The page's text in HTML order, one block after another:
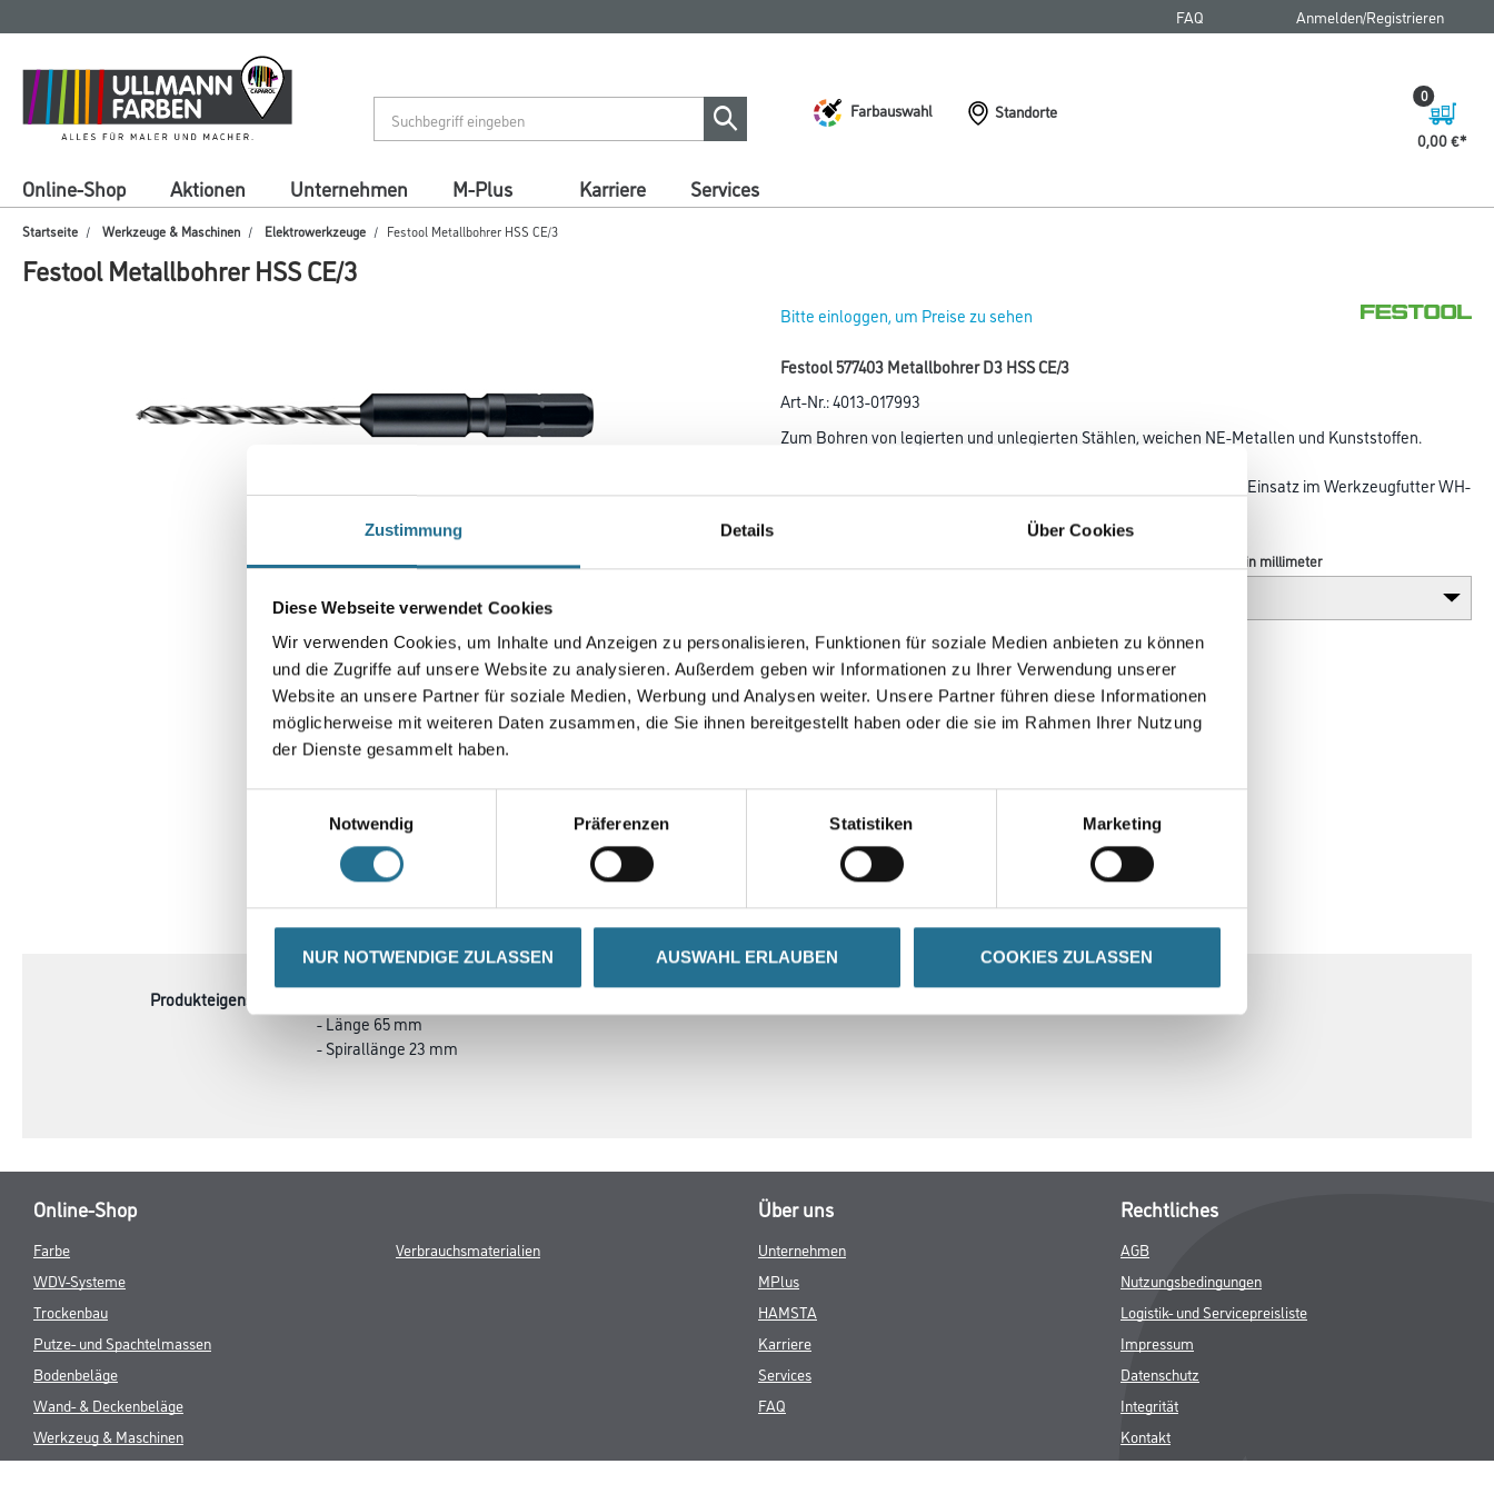
Zustimmung Details Über Cookies
Diese Webseite verwendet Cookies
Wir verwenden Cookies, um Inhalte und Anzeigen zu personalisieren, Funktionen für soziale Medien anbieten zu können
und die Zugriffe auf unsere Website zu analysieren. Außerdem geben wir Informationen zu Ihrer Verwendung unserer
Website an unsere Partner für soziale Medien, Werbung und Analysen weiter. Unsere Partner führen diese Informationen
möglicherweise mit weiteren Daten zusammen, die Sie ihnen bereitgestellt haben oder die sie im Rahmen Ihrer Nutzung
der Dienste gesammelt haben.
Notwendig
Präferenzen Statistiken Marketing
NUR NOTWENDIGE ZULASSEN AUSWAHL ERLAUBEN COOKIES ZULASSEN
springen
springen
FAQ Anmelden/Registrieren
Farbauswahl
Standorte
0,00 €
0
Online-Shop Aktionen Unternehmen M-Plus Karriere Services
Startseite Werkzeuge & Maschinen Elektrowerkzeuge Festool Metallbohrer HSS CE/3
Festool Metallbohrer HSS CE/3
Bitte einloggen, um Preise zu sehen
Festool 577403 Metallbohrer D3 HSS CE/3
Art-Nr.:4013-017993
Zum Bohren von legierten und unlegierten Stählen, weichen NE-Metallen und Kunststoffen.
und Akku-Schlagbohrschrauber mit CENTROTEC-Schnittstelle (für Einsatz im Werkzeugfutter WH-
Durchmesser in millimeter
Umrechnungsfaktoren
Produkteigenschaft
- Länge 65 mm
- Spirallänge 23 mm
Online-Shop
Farbe
WDV-Systeme
Trockenbau
Putze- und Spachtelmassen
Bodenbeläge
Wand- & Deckenbeläge
Werkzeug & Maschinen
Verbrauchsmaterialien
Über uns
Unternehmen
MPlus
HAMSTA
Karriere
Services
FAQ
Rechtliches
AGB
Nutzungsbedingungen
Logistik- und Servicepreisliste
Impressum
Datenschutz
Integrität
Kontakt